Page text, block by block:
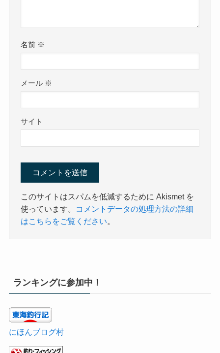
名前 ※
メール ※
サイト
このサイトはスパムを低減するために Akismet を
使っています。
コメントデータの処理方法の詳細
はこちらをご覧ください。
ランキングに参加中！
にほんブログ村